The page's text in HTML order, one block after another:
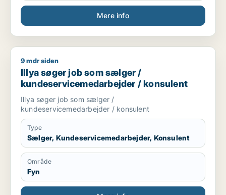
Mere info
Illya søger job som sælger / kundeservicemedarbejder /
9 mdr siden
Illya søger job som sælger /
kundeservicemedarbejder / konsulent
Illya søger job som sælger /
kundeservicemedarbejder / konsulent
Type
Sælger, Kundeservicemedarbejder, Konsulent
Område
Fyn